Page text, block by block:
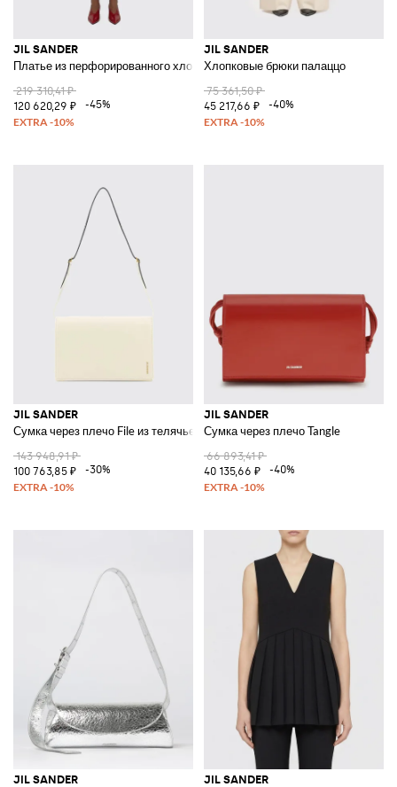
JIL SANDER
Платье из перфорированного хлопкового трикотажа
219 310,41 ₽
120 620,29 ₽
-45%
JIL SANDER
Хлопковые брюки палаццо
75 361,50 ₽
45 217,66 ₽
-40%
JIL SANDER
Сумка через плечо File из телячьей кожи
143 948,91 ₽
100 763,85 ₽
-30%
JIL SANDER
Сумка через плечо Tangle
66 893,41 ₽
40 135,66 ₽
-40%
JIL SANDER JIL SANDER